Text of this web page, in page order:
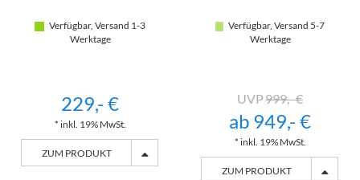
Verfügbar, Versand 1-3
Werktage
229,- €
* inkl. 19% MwSt.
ZUM PRODUKT
Verfügbar, Versand 5-7
Werktage
999,- €
ab 949,- €
* inkl. 19% MwSt.
ZUM PRODUKT